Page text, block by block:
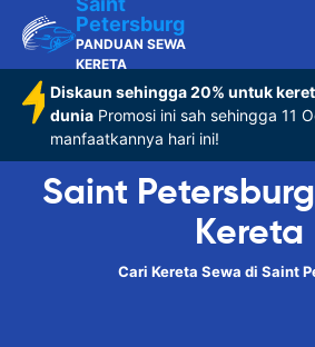
Petersburg
PANDUAN SEWA
KERETA
Diskaun sehingga 20% untuk
dunia Promosi ini sah sehingga 11
manfaatkannya hari ini!
Saint
Kereta
Cari Kereta Sewa di Saint